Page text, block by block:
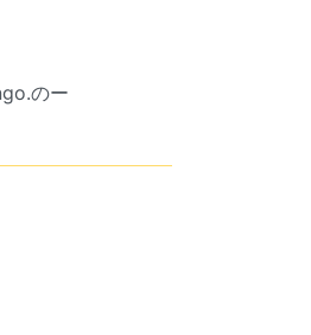
のー